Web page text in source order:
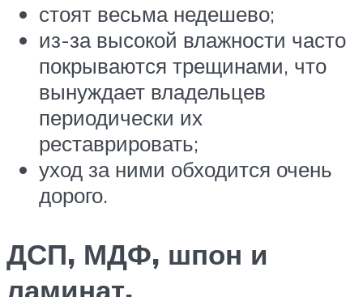
стоят весьма недешево;
из-за высокой влажности часто
покрываются трещинами, что
вынуждает владельцев
периодически их
реставрировать;
уход за ними обходится очень
дорого.
ДСП, МДФ, шпон и